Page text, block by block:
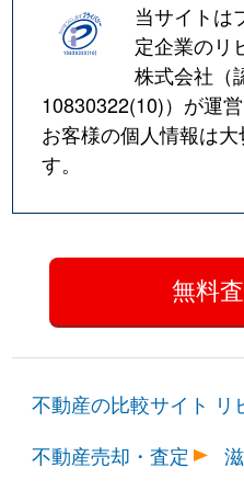
当サイトは
定企業のリ
株式会社（
10830322(10)）が運
お客様の個人情報は
す。
不動産の比較サイト リ
不動産売却・査定